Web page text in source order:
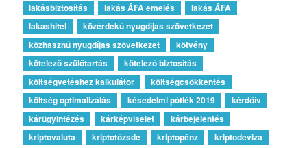
lakásbiztosítás
lakás ÁFA emelés
lakás ÁFA
lakashitel
közérdekű nyugdíjas szövetkezet
közhasznú nyugdíjas szövetkezet
kötvény
kötelező szülőtartás
kötelező biztosítás
költségvetéshez kalkulátor
költségcsökkentés
költség optimalizálás
késedelmi pótlék 2019
kérdőív
kárügyintézés
kárképviselet
kárbejelentés
kriptovaluta
kriptotőzsde kriptopénz
kriptodeviza